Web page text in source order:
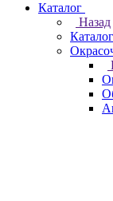
Каталог
Назад
Каталог